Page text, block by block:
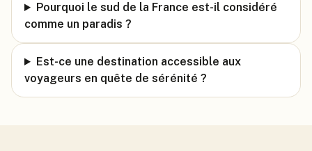
Pourquoi le sud de la France est-il considéré
comme un paradis ?
Est-ce une destination accessible aux
voyageurs en quête de sérénité ?